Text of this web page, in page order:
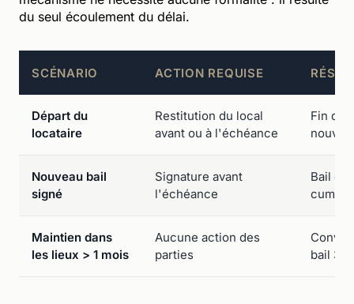
du seul écoulement du délai.
SCÉNARIO ACTION REQUISE
Départ du
locataire
Restitution du local
avant ou à l'échéance
Fin du
Nouveau bail
signé
Signature avant
l'échéance
Bail
Maintien dans
les lieux > 1 mois
Aucune action des
parties
bail 3-